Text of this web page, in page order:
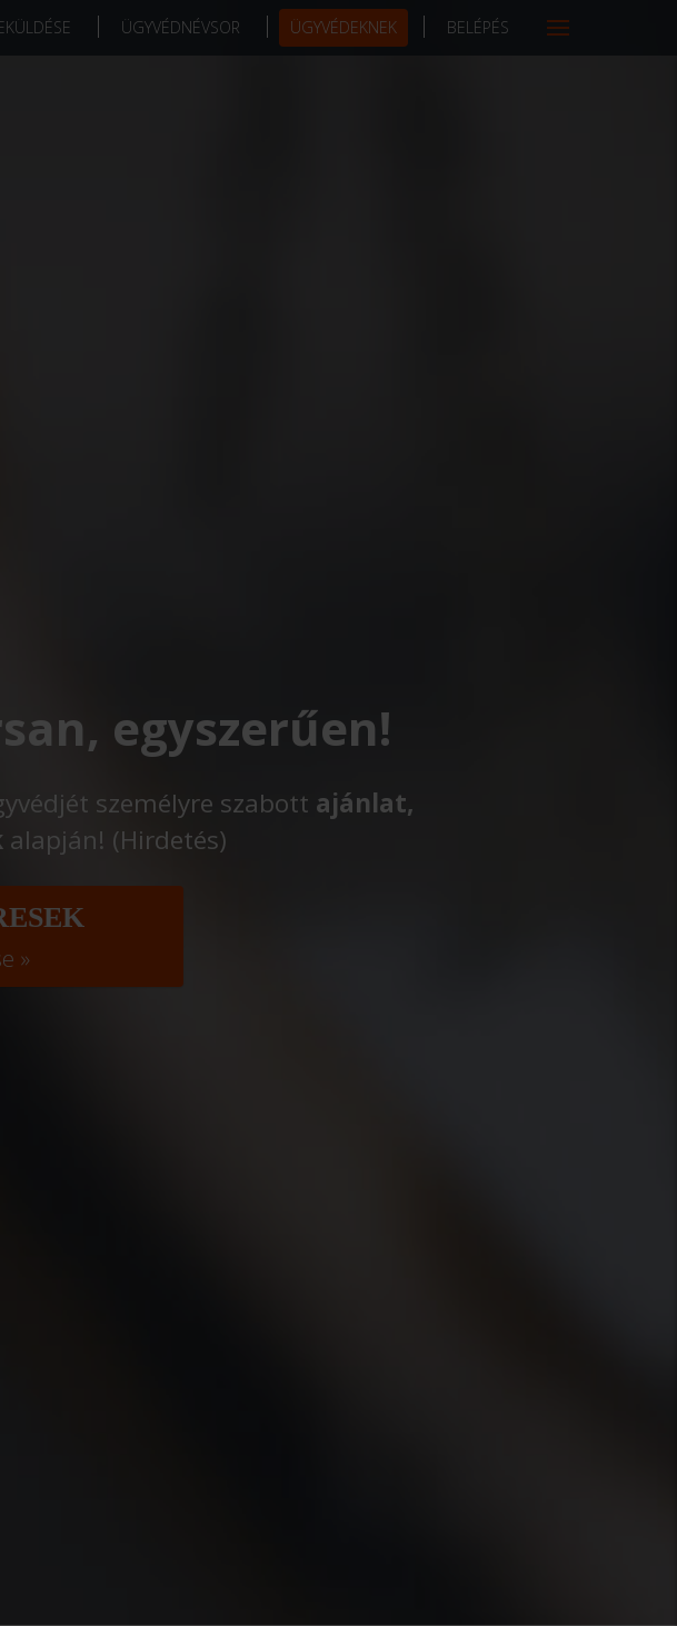
ÜGYVÉDNÉVSOR ÜGYVÉDEKNEK BELÉPÉS
egyszerűen!
személyre szabott ajánlat,
alapján! (Hirdetés)
»